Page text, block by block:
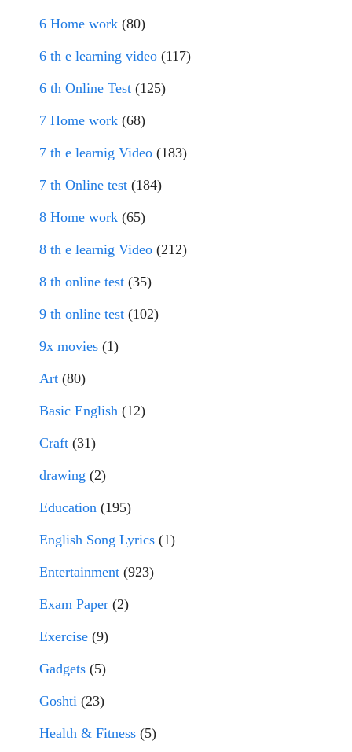
6 Home work (80)
6 th e learning video (117)
6 th Online Test (125)
7 Home work (68)
7 th e learnig Video (183)
7 th Online test (184)
8 Home work (65)
8 th e learnig Video (212)
8 th online test (35)
9 th online test (102)
9x movies (1)
Art (80)
Basic English (12)
Craft (31)
drawing (2)
Education (195)
English Song Lyrics (1)
Entertainment (923)
Exam Paper (2)
Exercise (9)
Gadgets (5)
Goshti (23)
Health & Fitness (5)